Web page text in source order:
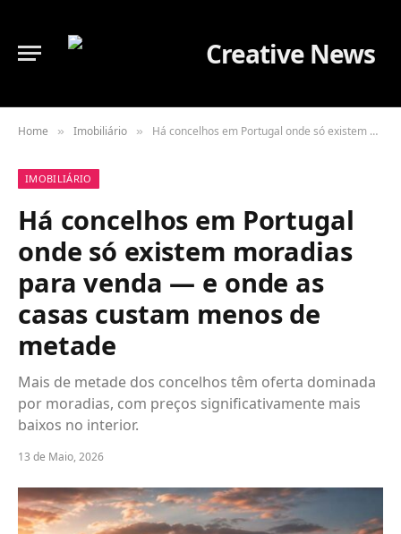
Home » Imobiliário » Há concelhos em Portugal onde só existem moradias para venda — e onde as casas custam menos de metade
IMOBILIÁRIO
Há concelhos em Portugal
onde só existem moradias
para venda — e onde as
casas custam menos de
metade
Mais de metade dos concelhos têm oferta dominada
por moradias, com preços significativamente mais
baixos no interior.
13 de Maio, 2026